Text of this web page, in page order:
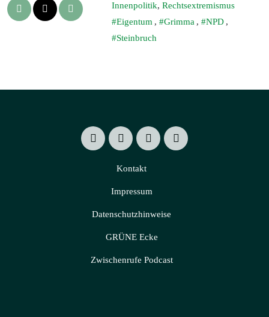
Innenpolitik, Rechtsextremismus
Eigentum , Grimma , NPD ,
Steinbruch
Kontakt
Impressum
Datenschutzhinweise
GRÜNE Ecke
Zwischenrufe Podcast